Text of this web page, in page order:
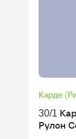
Карде
30/1